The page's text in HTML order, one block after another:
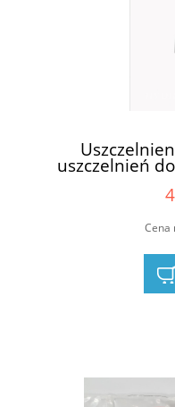
uszczelnień
Casappa
Cena